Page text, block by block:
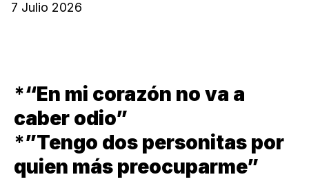
7 Julio 2026
*“En mi corazón no va a
caber odio”
*”Tengo dos personitas por
quien más preocuparme”